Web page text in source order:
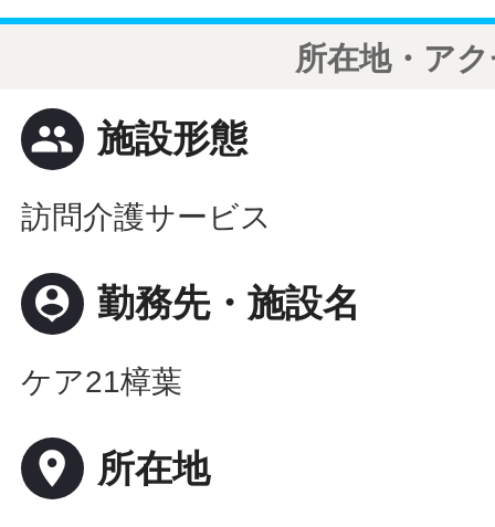
所在地・ア
people 施設形態
訪問介護サービス
person_pin 勤務先・施設名
ケア21樟葉
place 所在地